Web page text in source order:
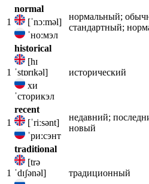
1
normal
[ˈnɔːməl]
ˈно:мэл
нормальный;
стандартный;
1
historical
[hɪ
ˈstɒrɪkəl]
хи
ˈсторикэл
исторический
1
recent
[ˈriːsənt]
ˈри:сэнт
недавний;
новый
1
traditional
[trə
ˈdɪʃənəl]
традиционный